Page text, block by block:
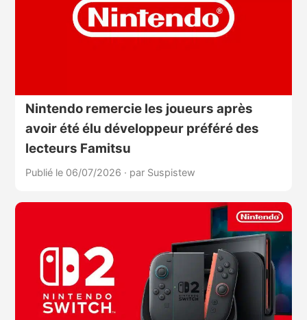
Nintendo remercie les joueurs après
avoir été élu développeur préféré des
lecteurs Famitsu
Publié le 06/07/2026 · par Suspistew